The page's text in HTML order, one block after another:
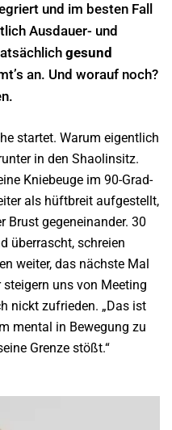
und im besten Fall
Ausdauer- und
gesund
an. Und worauf noch?
startet. Warum eigentlich
in den Shaolinsitz.
Kniebeuge im 90-Grad-
als hüftbreit aufgestellt,
Brust gegeneinander. 30
überrascht, schreien
weiter, das nächste Mal
uns von Meeting
nickt zufrieden. „Das ist
mental in Bewegung zu
Grenze stößt.“